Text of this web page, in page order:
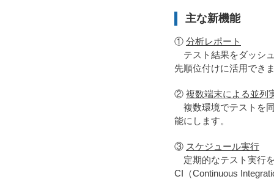
主な新機能
① 分析レポート
テスト結果をダッシ
先順位付けに活用でき
② 複数端末による並列
複数環境でテストを
能にします。
③ スケジュール実行
定期的なテスト実行
CI（Continuous